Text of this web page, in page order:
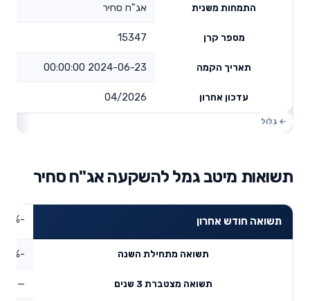
התמחות משנית אג"ח סחיר
מספר קרן 15347
תאריך הקמה 2024-06-23 00:00:00
עדכון אחרון 04/2026
תשואות מיטב גמל להשקעה אג"ח סחיר
תשואה חודש אחרון -5.72%
תשואה מתחילת השנה -7.12%
תשואה מצטברת 3 שנים —